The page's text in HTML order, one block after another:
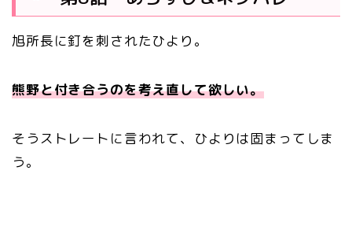
旭所長に釘を刺されたひより。
熊野と付き合うのを考え直して欲しい。
そうストレートに言われて、ひよりは固まってしま
う。